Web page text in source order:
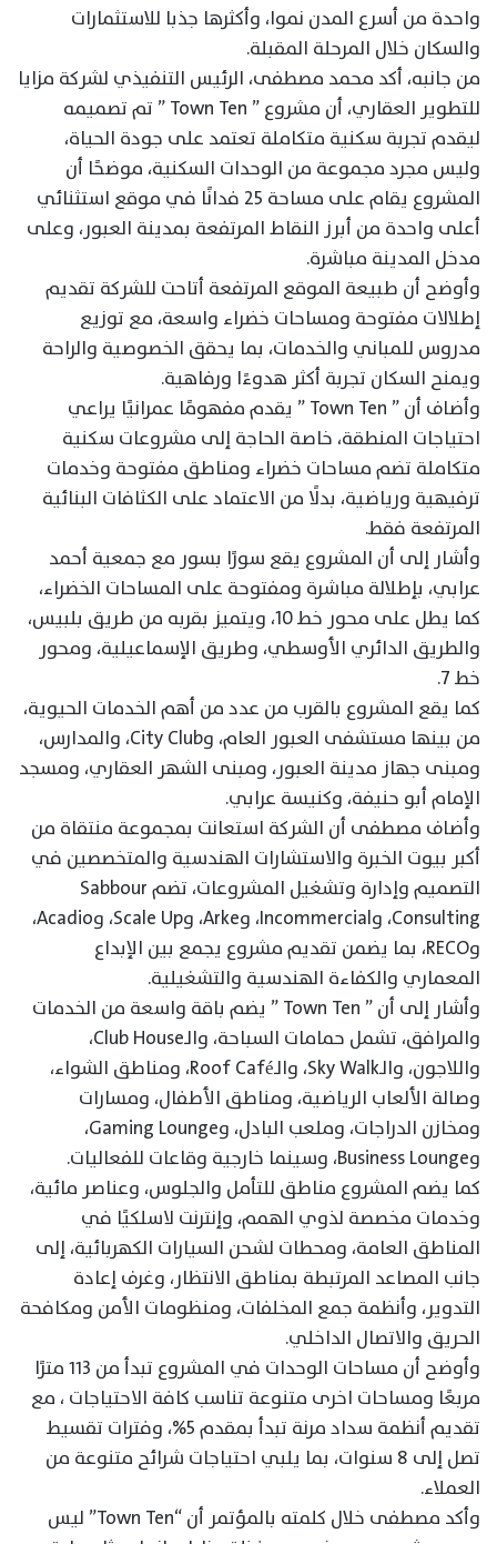
واحدة من أسرع المدن نموا، وأكثرها جذبا للاستثمارات
والسكان خلال المرحلة المقبلة.
من جانبه، أكد محمد مصطفى، الرئيس التنفيذي لشركة مزايا
للتطوير العقاري، أن مشروع ” Town Ten ” تم تصميمه
ليقدم تجربة سكنية متكاملة تعتمد على جودة الحياة،
وليس مجرد مجموعة من الوحدات السكنية، موضحًا أن
المشروع يقام على مساحة 25 فدانًا في موقع استثنائي
أعلى واحدة من أبرز النقاط المرتفعة بمدينة العبور، وعلى
مدخل المدينة مباشرة.
وأوضح أن طبيعة الموقع المرتفعة أتاحت للشركة تقديم
إطلالات مفتوحة ومساحات خضراء واسعة، مع توزيع
مدروس للمباني والخدمات، بما يحقق الخصوصية والراحة
ويمنح السكان تجربة أكثر هدوءًا ورفاهية.
وأضاف أن ” Town Ten ” يقدم مفهومًا عمرانيًا يراعي
احتياجات المنطقة، خاصة الحاجة إلى مشروعات سكنية
متكاملة تضم مساحات خضراء ومناطق مفتوحة وخدمات
ترفيهية ورياضية، بدلًا من الاعتماد على الكثافات البنائية
المرتفعة فقط.
وأشار إلى أن المشروع يقع سورًا بسور مع جمعية أحمد
عرابي، بإطلالة مباشرة ومفتوحة على المساحات الخضراء،
كما يطل على محور خط 10، ويتميز بقربه من طريق بلبيس،
والطريق الدائري الأوسطي، وطريق الإسماعيلية، ومحور
خط 7.
كما يقع المشروع بالقرب من عدد من أهم الخدمات الحيوية،
من بينها مستشفى العبور العام، وCity Club، والمدارس،
ومبنى جهاز مدينة العبور، ومبنى الشهر العقاري، ومسجد
الإمام أبو حنيفة، وكنيسة عرابي.
وأضاف مصطفى أن الشركة استعانت بمجموعة منتقاة من
أكبر بيوت الخبرة والاستشارات الهندسية والمتخصصين في
التصميم وإدارة وتشغيل المشروعات، تضم Sabbour
Consulting، وIncommercial، وArke، وScale Up، وAcadio،
وRECO، بما يضمن تقديم مشروع يجمع بين الإبداع
المعماري والكفاءة الهندسية والتشغيلية.
وأشار إلى أن ” Town Ten ” يضم باقة واسعة من الخدمات
والمرافق، تشمل حمامات السباحة، والـClub House،
واللاجون، والـSky Walk، والـRoof Café، ومناطق الشواء،
وصالة الألعاب الرياضية، ومناطق الأطفال، ومسارات
ومخازن الدراجات، وملعب البادل، وGaming Lounge،
وBusiness Lounge، وسينما خارجية وقاعات للفعاليات.
كما يضم المشروع مناطق للتأمل والجلوس، وعناصر مائية،
وخدمات مخصصة لذوي الهمم، وإنترنت لاسلكيًا في
المناطق العامة، ومحطات لشحن السيارات الكهربائية، إلى
جانب المصاعد المرتبطة بمناطق الانتظار، وغرف إعادة
التدوير، وأنظمة جمع المخلفات، ومنظومات الأمن ومكافحة
الحريق والاتصال الداخلي.
وأوضح أن مساحات الوحدات في المشروع تبدأ من ١١٣ مترًا
مربعًا ومساحات اخرى متنوعة تناسب كافة الاحتياجات ، مع
تقديم أنظمة سداد مرنة تبدأ بمقدم 5%، وفترات تقسيط
تصل إلى 8 سنوات، بما يلبي احتياجات شرائح متنوعة من
العملاء.
وأكد مصطفى خلال كلمته بالمؤتمر أن “Town Ten” ليس